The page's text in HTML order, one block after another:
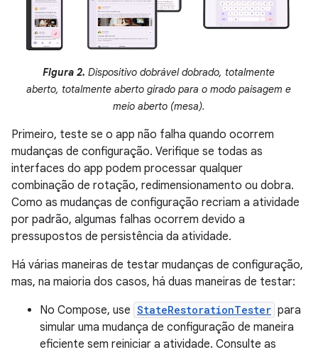
Figura 2. Dispositivo dobrável dobrado, totalmente
aberto, totalmente aberto girado para o modo paisagem e
meio aberto (mesa).
Primeiro, teste se o app não falha quando ocorrem
mudanças de configuração. Verifique se todas as
interfaces do app podem processar qualquer
combinação de rotação, redimensionamento ou dobra.
Como as mudanças de configuração recriam a atividade
por padrão, algumas falhas ocorrem devido a
pressupostos de persistência da atividade.
Há várias maneiras de testar mudanças de configuração,
mas, na maioria dos casos, há duas maneiras de testar:
No Compose, use StateRestorationTester para
simular uma mudança de configuração de maneira
eficiente sem reiniciar a atividade. Consulte as